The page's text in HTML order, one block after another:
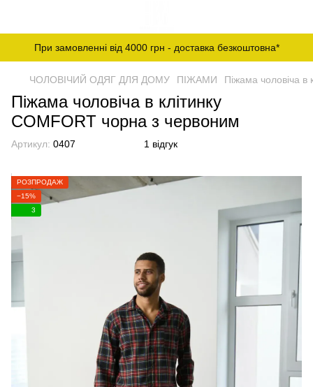
При замовленні від 4000 грн - доставка безкоштовна*
ЧОЛОВІЧИЙ ОДЯГ ДЛЯ ДОМУ ПІЖАМИ Піжама чоловіча в
Піжама чоловіча в клітинку
COMFORT чорна з червоним
Артикул: 0407 1 відгук
РОЗПРОДАЖ
−15%
3